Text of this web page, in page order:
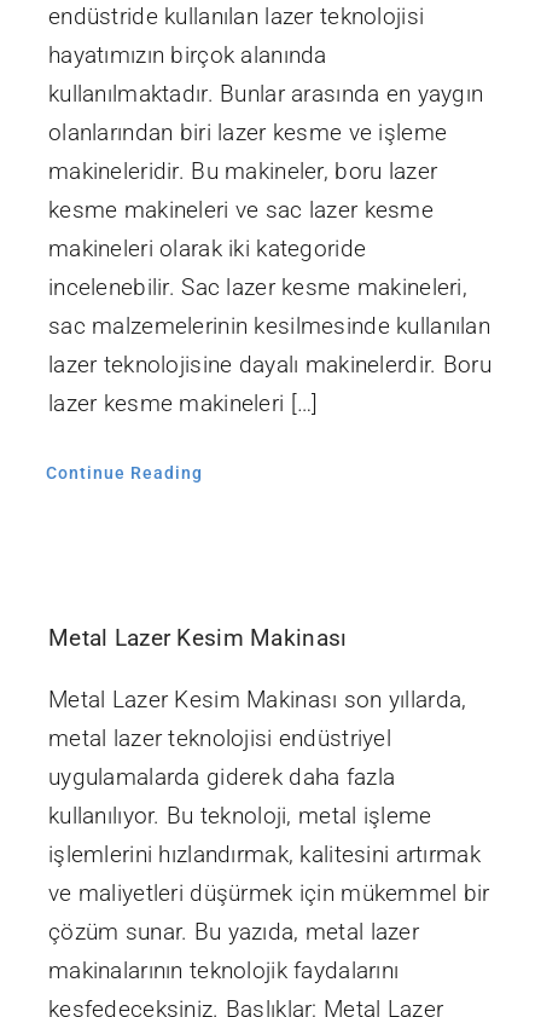
endüstride kullanılan lazer teknolojisi
hayatımızın birçok alanında
kullanılmaktadır. Bunlar arasında en yaygın
olanlarından biri lazer kesme ve işleme
makineleridir. Bu makineler, boru lazer
kesme makineleri ve sac lazer kesme
makineleri olarak iki kategoride
incelenebilir. Sac lazer kesme makineleri,
sac malzemelerinin kesilmesinde kullanılan
lazer teknolojisine dayalı makinelerdir. Boru
lazer kesme makineleri […]
Continue Reading
Metal Lazer Kesim Makinası
Metal Lazer Kesim Makinası son yıllarda,
metal lazer teknolojisi endüstriyel
uygulamalarda giderek daha fazla
kullanılıyor. Bu teknoloji, metal işleme
işlemlerini hızlandırmak, kalitesini artırmak
ve maliyetleri düşürmek için mükemmel bir
çözüm sunar. Bu yazıda, metal lazer
makinalarının teknolojik faydalarını
keşfedeceksiniz. Başlıklar: Metal Lazer